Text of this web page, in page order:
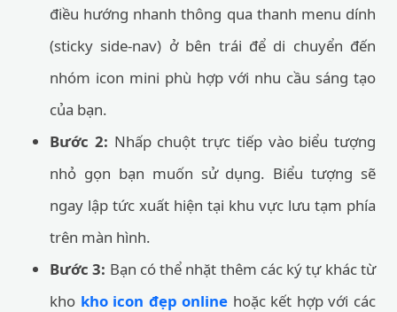
điều hướng nhanh thông qua thanh menu dính
(sticky side-nav) ở bên trái để di chuyển đến
nhóm icon mini phù hợp với nhu cầu sáng tạo
của bạn.
Bước 2: Nhấp chuột trực tiếp vào biểu tượng
nhỏ gọn bạn muốn sử dụng. Biểu tượng sẽ
ngay lập tức xuất hiện tại khu vực lưu tạm phía
trên màn hình.
Bước 3: Bạn có thể nhặt thêm các ký tự khác từ
kho kho icon đẹp online hoặc kết hợp với các